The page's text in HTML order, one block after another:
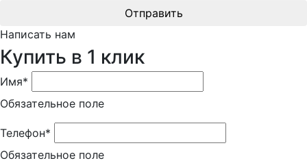
Отправить
Написать нам
Купить в 1 клик
Имя*
Обязательное поле
Телефон*
Обязательное поле